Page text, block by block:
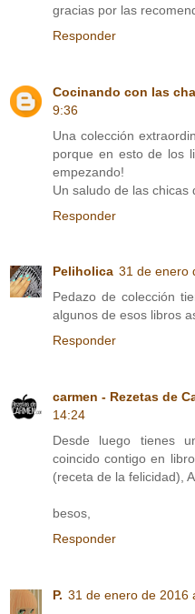
gracias por las
Responder
Cocinando con las
9:36
Una colección
porque en esto de los
empezando!
Un saludo de las chicas
Responder
Peliholica 31 de enero
Pedazo de colección
algunos de esos libros
Responder
carmen - Rezetas de
14:24
Desde luego tienes
coincido contigo en
(receta de la felicidad),
besos,
Responder
P. 31 de enero de 2016